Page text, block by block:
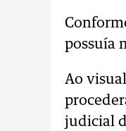
possuía
Ao
judicial